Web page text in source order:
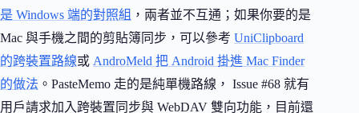
是 Windows 端的對照組 ，兩者並不互通；如果你要的是
Mac 與手機之間的剪貼簿同步，可以參考 UniClipboard
的跨裝置路線或 AndroMeld 把 Android 掛進 Mac Finder
的做法 。PasteMemo 走的是純單機路線， Issue #68 就有
用戶請求加入跨裝置同步與 WebDAV 雙向功能，目前還